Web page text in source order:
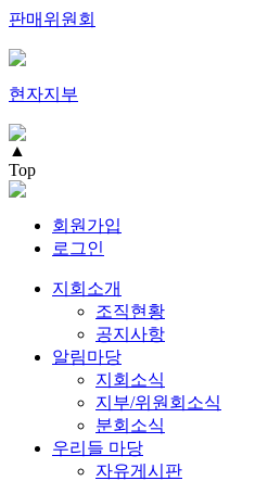
판매위원회
현자지부
▲
Top
회원가입
로그인
지회소개
조직현황
공지사항
알림마당
지회소식
지부/위원회소식
분회소식
우리들 마당
자유게시판